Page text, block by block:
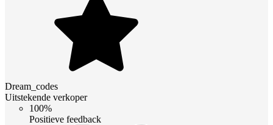
Dream_codes
Uitstekende verkoper
100%
Positieve feedback